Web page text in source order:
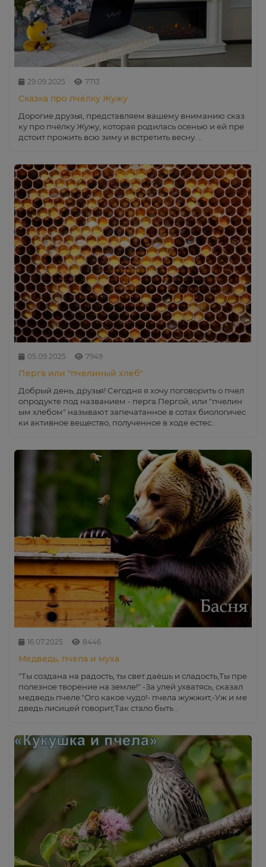
29.09.2025 7713
Сказка про пчёлку Жужу
Дорогие друзья, представляем вашему вниманию сказ
ку про пчёлку Жужу, которая родилась осенью и ей пре
дстоит прожить всю зиму и встретить весну. ..
05.09.2025 7949
Перга или "пчелиный хлеб"
Добрый день, друзья! Сегодня я хочу поговорить о пчел
опродукте под названием - перга.Пергой, или "пчелин
ым хлебом" называют запечатанное в сотах биологичес
ки активное вещество, полученное в ходе естес..
16.07.2025 8446
Медведь, пчела и муха
"Ты создана на радость, ты свет даёшь и сладость,Ты пре
полезное творение на земле!" -За улей ухватясь, сказал
медведь пчеле."Ого какое чудо!- пчела жужжит,-Уж и ме
дведь лисицей говорит,Так стало быть ..